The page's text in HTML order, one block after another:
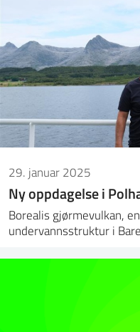
29. januar 2025
Ny oppdagelse i
Borealis gjørmevulkan,
undervannsstruktur i